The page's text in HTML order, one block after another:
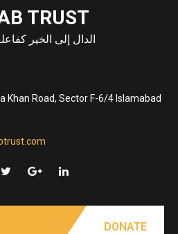
TRUST
الدال إلى الخير
Khan Road, Sector F-6/4 Islamabad
DONATE